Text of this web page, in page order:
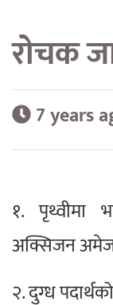
राेचक
7 years
१. पृथ्वीमा
अक्सिजन
२. दुग्ध